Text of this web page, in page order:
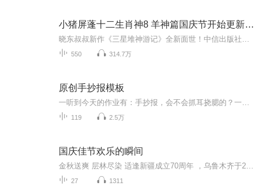
小猪屏蓬十二生肖神8 羊神篇国庆节开始更新啦！
550 314.7万
原创手抄报模板
119 2.5万
国庆佳节欢乐的瞬间
27 1311